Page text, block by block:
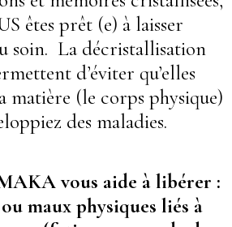
êtes prêt (e) à laisser
soin. La décristallisation
d’éviter qu’elles
matière (le corps physique)
des maladies.
vous aide à libérer :
maux physiques liés à